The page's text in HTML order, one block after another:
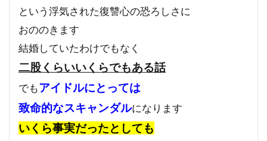
という浮気された復讐心の恐ろしさに
おののきます
結婚していたわけでもなく
二股くらいいくらでもある話
でもアイドルにとっては
致命的なスキャンダルになります
いくら事実だったとしても